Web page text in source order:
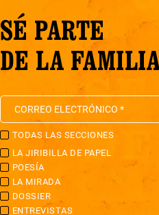
SÉ PARTE
DE LA
TODAS LAS SECCIONES
LA JIRIBILLA DE PAPEL
POESÍA
LA MIRADA
DOSSIER
ENTREVISTAS